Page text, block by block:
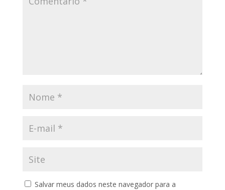
Salvar meus dados neste navegador para a